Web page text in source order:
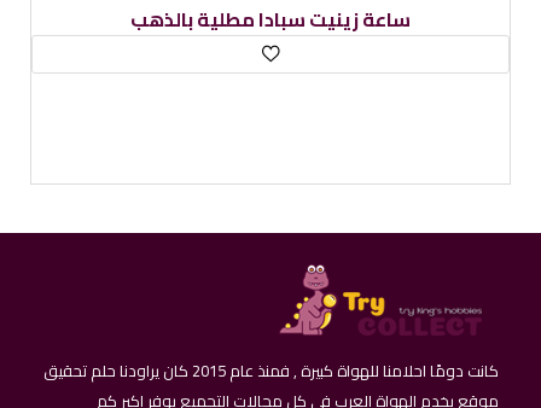
ساعة زينيت سبادا مطلية بالذهب
كانت دومًا احلامنا للهواة كبيرة , فمنذ عام 2015 كان يراودنا حلم تحقيق
موقع يخدم الهواة العرب في كل مجالات التجميع يوفر اكبر كم